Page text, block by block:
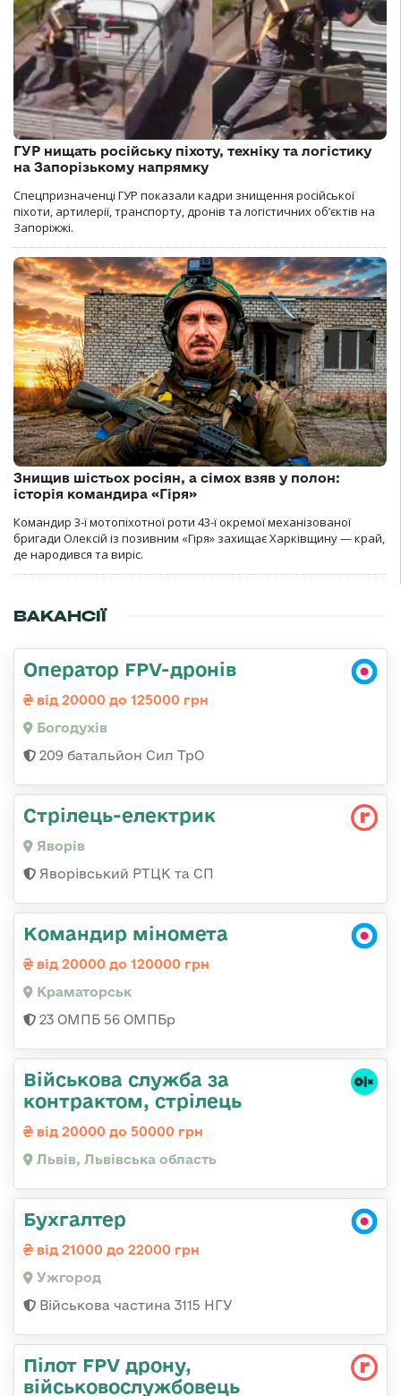
ГУР нищать російську піхоту, техніку та логістику
на Запорізькому напрямку
Спецпризначенці ГУР показали кадри знищення російської
піхоти, артилерії, транспорту, дронів та логістичних об’єктів на
Запоріжжі.
Знищив шістьох росіян, а сімох взяв у полон:
історія командира «Гіря»
Командир 3-ї мотопіхотної роти 43-ї окремої механізованої
бригади Олексій із позивним «Гіря» захищає Харківщину — край,
де народився та виріс.
ВАКАНСІЇ
Оператор FPV-дронів
від 20000 до 125000 грн
Богодухів
209 батальйон Сил ТрО
Стрілець-електрик
Яворів
Яворівський РТЦК та СП
Командир міномета
від 20000 до 120000 грн
Краматорськ
23 ОМПБ 56 ОМПБр
Військова служба за
контрактом, стрілець
від 20000 до 50000 грн
Львів, Львівська область
Бухгалтер
від 21000 до 22000 грн
Ужгород
Військова частина 3115 НГУ
Пілот FPV дрону,
військовослужбовець